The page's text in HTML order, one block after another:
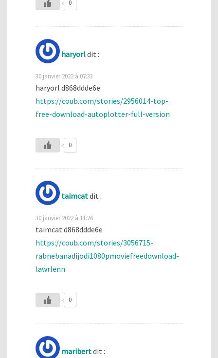
0
haryorldit :
30 janvier 2022 à 07:33
haryorl d868ddde6e
https://coub.com/stories/2956014-top-
free-download-autoplotter-full-version
0
taimcatdit :
30 janvier 2022 à 11:26
taimcat d868ddde6e
https://coub.com/stories/3056715-
rabnebanadijodi1080pmoviefreedownload-
lawrlenn
0
maribertdit :